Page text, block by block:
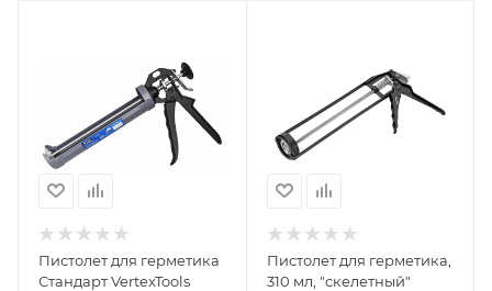
Пистолет для герметика
Стандарт VertexTools
Пистолет для герметика,
310 мл, "скелетный"